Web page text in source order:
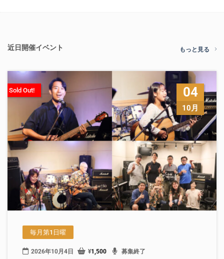
近日開催イベント もっと見る
04
10月
Sold Out!
毎月第1日曜
2026年10月4日 ¥1,500 募集終了